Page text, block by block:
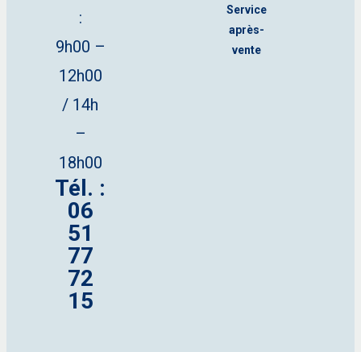
:
9h00 –
12h00
/ 14h
–
18h00
Tél. :
06
51
77
72
15
Service
après-
vente